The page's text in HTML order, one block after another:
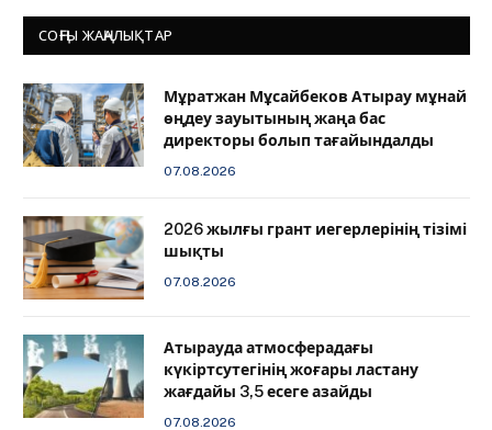
СОҢҒЫ ЖАҢАЛЫҚТАР
Мұратжан Мұсайбеков Атырау мұнай
өңдеу зауытының жаңа бас
директоры болып тағайындалды
07.08.2026
2026 жылғы грант иегерлерінің тізімі
шықты
07.08.2026
Атырауда атмосферадағы
күкіртсутегінің жоғары ластану
жағдайы 3,5 есеге азайды
07.08.2026